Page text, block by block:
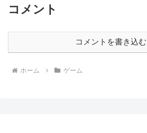
コメント
コメントを書き込む
ホーム ゲーム